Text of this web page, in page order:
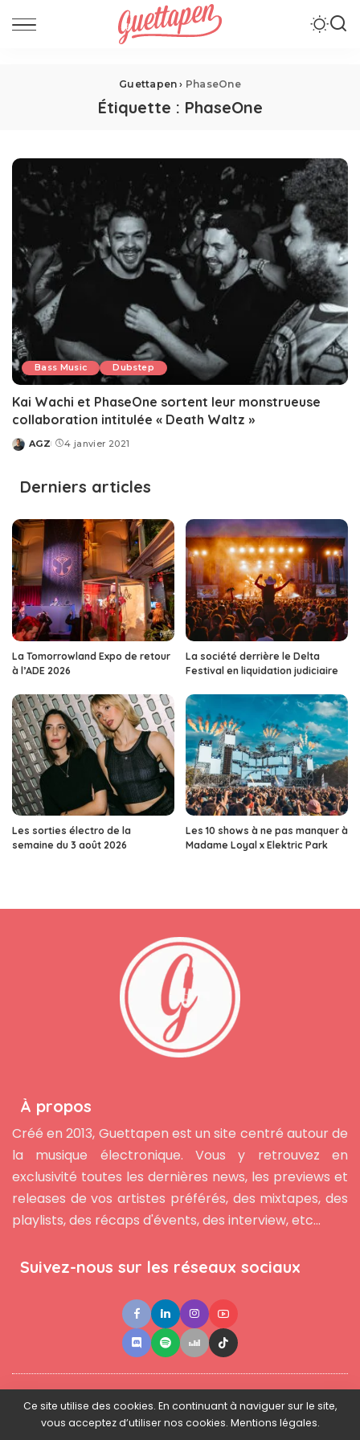
Guettapen › PhaseOne
Étiquette : PhaseOne
Bass Music Dubstep
Kai Wachi et PhaseOne sortent leur monstrueuse
collaboration intitulée « Death Waltz »
Posted
AGZ 4 janvier 2021
Derniers articles
La Tomorrowland Expo de retour
à l’ADE 2026
La société derrière le Delta
Festival en liquidation judiciaire
Les sorties électro de la
semaine du 3 août 2026
Les 10 shows à ne pas manquer à
Madame Loyal x Elektric Park
À propos
Créé en 2013, Guettapen est un site centré autour de
la musique électronique. Vous y retrouvez en
exclusivité toutes les dernières news, les previews et
releases de vos artistes préférés, des mixtapes, des
playlists, des récaps d'évents, des interview, etc...
Suivez-nous sur les réseaux sociaux
Contact ●Newsletter ● L'équipe ● Mentions légales
Ce site utilise des cookies. En continuant à naviguer sur le site,
vous acceptez d’utiliser nos cookies. Mentions légales.